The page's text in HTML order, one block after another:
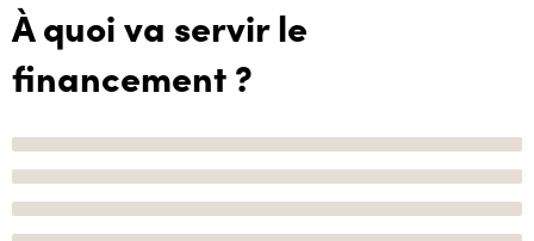
À quoi va servir le
financement ?